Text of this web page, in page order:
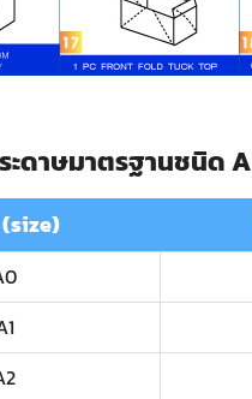
ะดาษมาตรฐานชนิด A